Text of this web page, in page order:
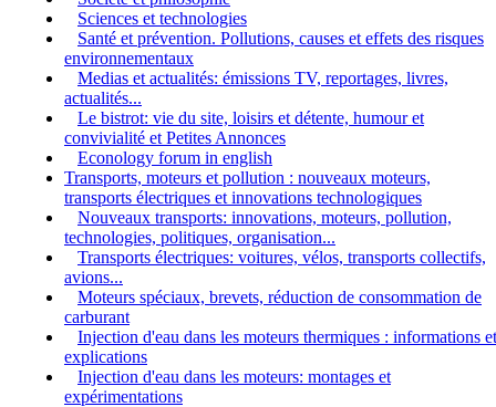
Sciences et technologies
Santé et prévention. Pollutions, causes et effets des risques
environnementaux
Medias et actualités: émissions TV, reportages, livres,
actualités...
Le bistrot: vie du site, loisirs et détente, humour et
convivialité et Petites Annonces
Econology forum in english
Transports, moteurs et pollution : nouveaux moteurs,
transports électriques et innovations technologiques
Nouveaux transports: innovations, moteurs, pollution,
technologies, politiques, organisation...
Transports électriques: voitures, vélos, transports collectifs,
avions...
Moteurs spéciaux, brevets, réduction de consommation de
carburant
Injection d'eau dans les moteurs thermiques : informations et
explications
Injection d'eau dans les moteurs: montages et
expérimentations